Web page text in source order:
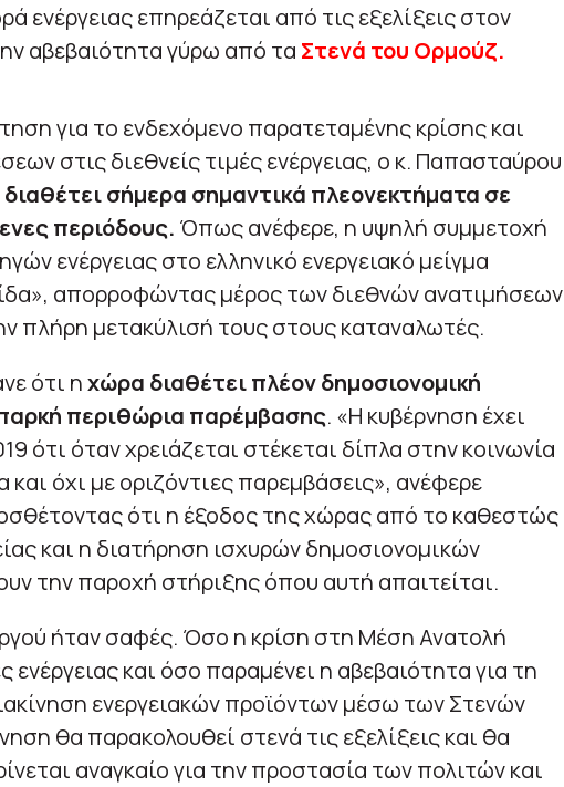
ενέργειας επηρεάζεται από τις εξελίξεις στον
αβεβαιότητα γύρω από τα Στενά του Ορμούζ.
για το ενδεχόμενο παρατεταμένης κρίσης και
στις διεθνείς τιμές ενέργειας, ο κ. Παπασταύρου
σήμερα σημαντικά πλεονεκτήματα σε
περιόδους. Όπως ανέφερε, η υψηλή συμμετοχή
ενέργειας στο ελληνικό ενεργειακό μείγμα
απορροφώντας μέρος των διεθνών ανατιμήσεων
πλήρη μετακύλισή τους στους καταναλωτές.
ότι ηχώρα διαθέτει πλέον δημοσιονομική
περιθώρια παρέμβασης. «Η κυβέρνηση έχει
ότι όταν χρειάζεται στέκεται δίπλα στην κοινωνία
όχι με οριζόντιες παρεμβάσεις», ανέφερε
ότι η έξοδος της χώρας από το καθεστώς
και η διατήρηση ισχυρών δημοσιονομικών
την παροχή στήριξης όπου αυτή απαιτείται.
ήταν σαφές. Όσο η κρίση στη Μέση Ανατολή
ενέργειας και όσο παραμένει η αβεβαιότητα για τη
ενεργειακών προϊόντων μέσω των Στενών
θα παρακολουθεί στενά τις εξελίξεις και θα
αναγκαίο για την προστασία των πολιτών και